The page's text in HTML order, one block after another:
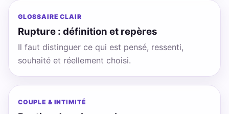
GLOSSAIRE CLAIR
Rupture : définition et repères
Il faut distinguer ce qui est pensé, ressenti,
souhaité et réellement choisi.
COUPLE & INTIMITÉ